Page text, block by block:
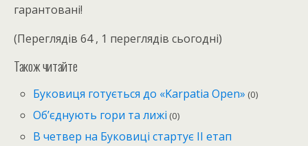
гарантовані!
(Переглядів 64 , 1 переглядів сьогодні)
Також читайте
Буковиця готується до «Karpatia Open» (0)
Об’єднують гори та лижі (0)
В четвер на Буковиці стартує ІІ етап